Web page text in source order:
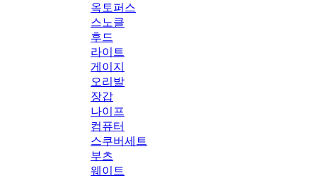
옥토퍼스
스노클
후드
라이트
게이지
오리발
장갑
나이프
컴퓨터
스쿠버세트
부츠
웨이트